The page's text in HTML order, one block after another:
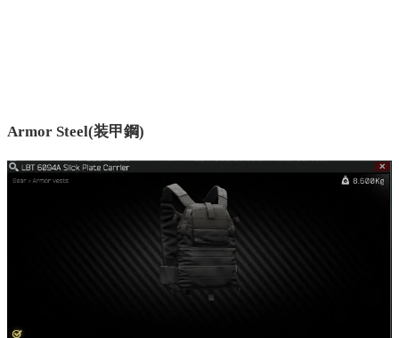
Armor Steel(装甲鋼)